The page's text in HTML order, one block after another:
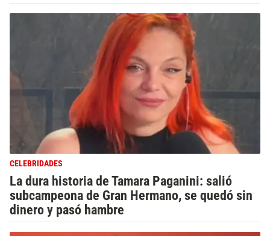
CELEBRIDADES
La dura historia de Tamara Paganini: salió
subcampeona de Gran Hermano, se quedó sin
dinero y pasó hambre